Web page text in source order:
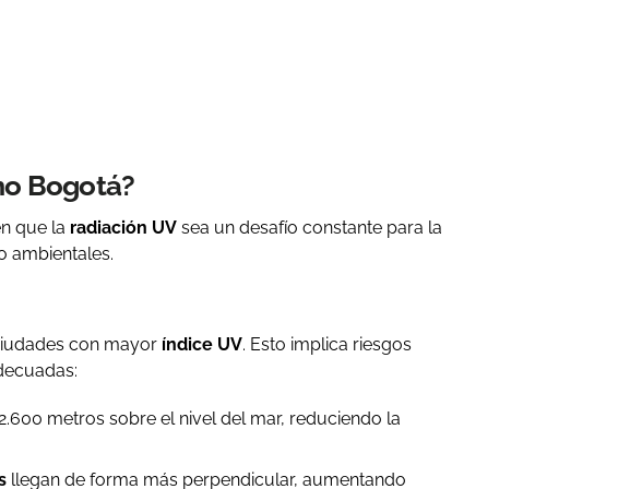
Bogotá?
que la radiación UV sea un desafío constante para la
ambientales.
con mayor índice UV. Esto implica riesgos
metros sobre el nivel del mar, reduciendo la
llegan de forma más perpendicular, aumentando